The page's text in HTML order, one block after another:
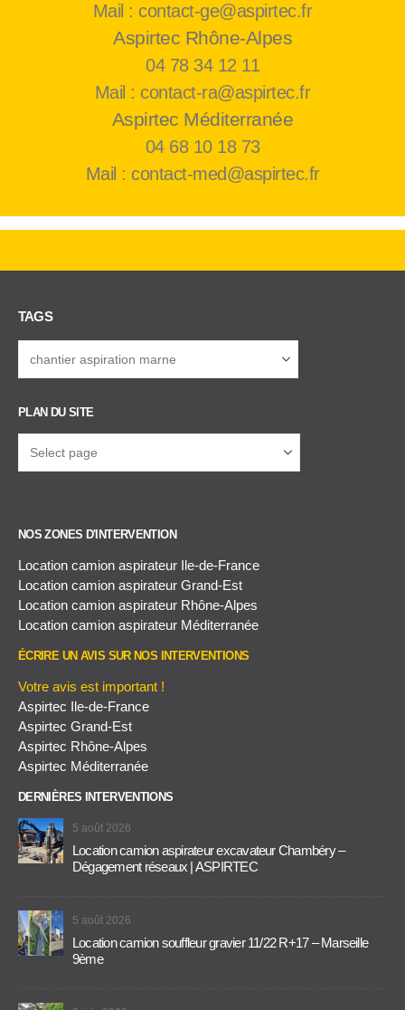
Mail : contact-ge@aspirtec.fr
Aspirtec Rhône-Alpes
04 78 34 12 11
Mail : contact-ra@aspirtec.fr
Aspirtec Méditerranée
04 68 10 18 73
Mail : contact-med@aspirtec.fr
TAGS
PLAN DU SITE
NOS ZONES D'INTERVENTION
Location camion aspirateur Ile-de-France
Location camion aspirateur Grand-Est
Location camion aspirateur Rhône-Alpes
Location camion aspirateur Méditerranée
ÉCRIRE UN AVIS SUR NOS INTERVENTIONS
Votre avis est important !
Aspirtec Ile-de-France
Aspirtec Grand-Est
Aspirtec Rhône-Alpes
Aspirtec Méditerranée
DERNIÈRES INTERVENTIONS
5 août 2026
Location camion aspirateur excavateur Chambéry –
Dégagement réseaux | ASPIRTEC
5 août 2026
Location camion souffleur gravier 11/22 R+17 – Marseille
9ème